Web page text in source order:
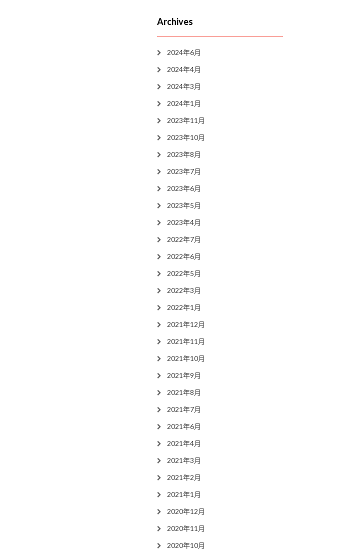
Archives
2024年6月
2024年4月
2024年3月
2024年1月
2023年11月
2023年10月
2023年8月
2023年7月
2023年6月
2023年5月
2023年4月
2022年7月
2022年6月
2022年5月
2022年3月
2022年1月
2021年12月
2021年11月
2021年10月
2021年9月
2021年8月
2021年7月
2021年6月
2021年4月
2021年3月
2021年2月
2021年1月
2020年12月
2020年11月
2020年10月